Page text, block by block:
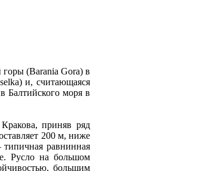
горы (Barania Gora) в
и, считающаяся
Балтийского моря в
приняв ряд
200 м, ниже
равниннaя
Русло нa большом
большим